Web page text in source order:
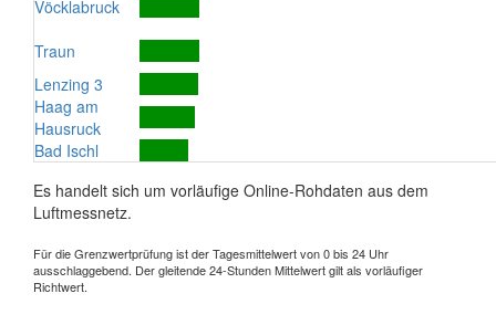
Vöcklabruck
Traun
Lenzing 3
Haag am
Hausruck
Bad Ischl
Es handelt sich um vorläufige Online-Rohdaten aus dem
Luftmessnetz.
Für die Grenzwertprüfung ist der Tagesmittelwert von 0 bis 24 Uhr
ausschlaggebend. Der gleitende 24-Stunden Mittelwert gilt als vorläufiger
Richtwert.